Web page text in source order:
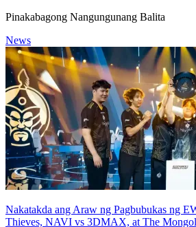
Pinakabagong Nangungunang Balita
News
Nakatakda ang Araw ng Pagbubukas ng
Thieves, NAVI vs 3DMAX, at The